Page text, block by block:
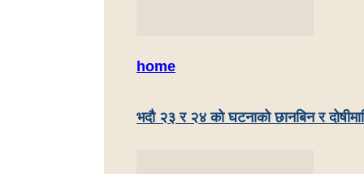
home
भदौ २३ र २४ काे घटनाको छानबिन र